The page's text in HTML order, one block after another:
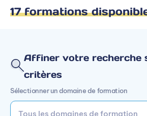
17 formations
Affiner votre recherche
critères
Sélectionner un domaine de formation